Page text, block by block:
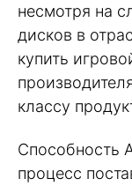
несмотря на
дисков в
купить
классу
Способность
процесс